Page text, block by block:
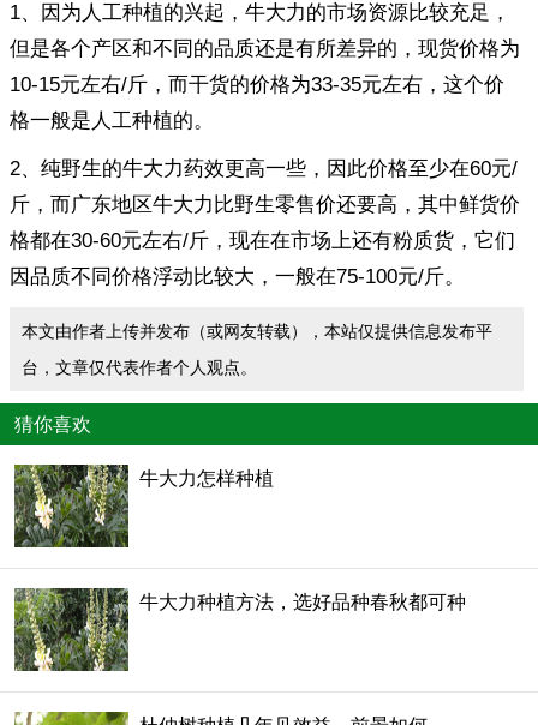
1、因为人工种植的兴起，牛大力的市场资源比较充足，
但是各个产区和不同的品质还是有所差异的，现货价格为
10-15元左右/斤，而干货的价格为33-35元左右，这个价
格一般是人工种植的。
2、纯野生的牛大力药效更高一些，因此价格至少在60元/
斤，而广东地区牛大力比野生零售价还要高，其中鲜货价
格都在30-60元左右/斤，现在在市场上还有粉质货，它们
因品质不同价格浮动比较大，一般在75-100元/斤。
本文由作者上传并发布（或网友转载），本站仅提供信息发布平
台，文章仅代表作者个人观点。
猜你喜欢
牛大力怎样种植
牛大力种植方法，选好品种春秋都可种